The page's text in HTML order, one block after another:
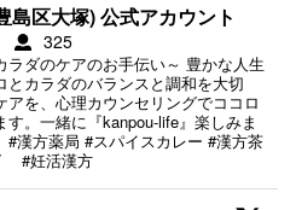
島区大塚) 公式アカウント
325
ラダのケアのお手伝い～ 豊かな人生
とカラダのバランスと調和を大切
アを、心理カウンセリングでココロ
。一緒に『kanpou-life』楽しみま
漢方薬局 #スパイスカレー #漢方茶
#妊活漢方